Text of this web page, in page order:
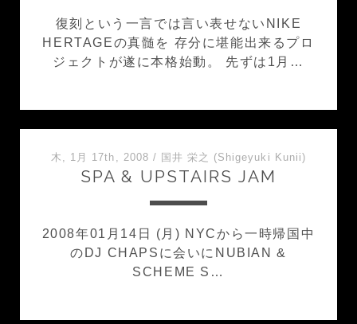
復刻という一言では言い表せないNIKE
HERTAGEの真髄を 存分に堪能出来るプロ
ジェクトが遂に本格始動。 先ずは1月…
木, 1月 17th, 2008 / 国井 栄之 (Shigeyuki Kunii)
SPA & UPSTAIRS JAM
2008年01月14日 (月) NYCから一時帰国中
のDJ CHAPSに会いにNUBIAN &
SCHEME S…